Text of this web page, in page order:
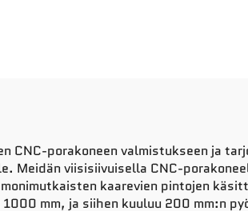
CNC-porakoneen valmistukseen ja
viisisiivuisella CNC-
kaarevien pintojen
mm, ja siihen kuuluu 200 mm:n